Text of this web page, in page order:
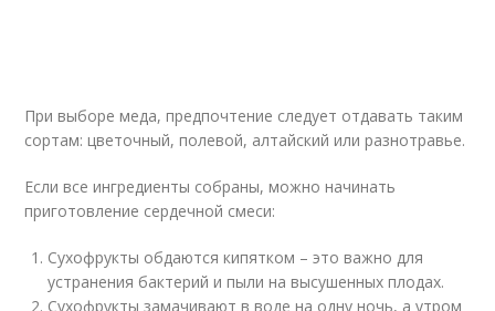
При выборе меда, предпочтение следует отдавать таким
сортам: цветочный, полевой, алтайский или разнотравье.
Если все ингредиенты собраны, можно начинать
приготовление сердечной смеси:
Сухофрукты обдаются кипятком – это важно для
устранения бактерий и пыли на высушенных плодах.
Сухофрукты замачивают в воде на одну ночь, а утром